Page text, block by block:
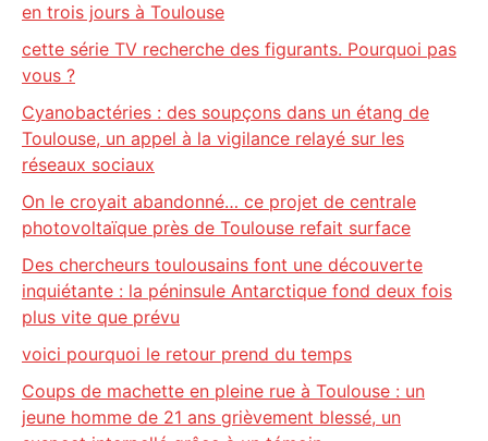
en trois jours à Toulouse
cette série TV recherche des figurants. Pourquoi pas
vous ?
Cyanobactéries : des soupçons dans un étang de
Toulouse, un appel à la vigilance relayé sur les
réseaux sociaux
On le croyait abandonné… ce projet de centrale
photovoltaïque près de Toulouse refait surface
Des chercheurs toulousains font une découverte
inquiétante : la péninsule Antarctique fond deux fois
plus vite que prévu
voici pourquoi le retour prend du temps
Coups de machette en pleine rue à Toulouse : un
jeune homme de 21 ans grièvement blessé, un